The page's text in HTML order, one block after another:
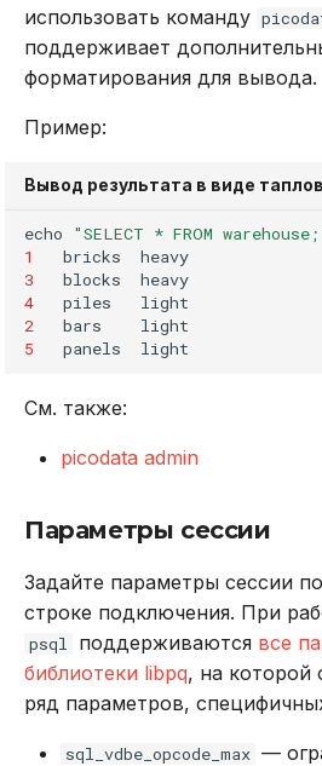
использовать команду
поддерживает
форматирования для вывода.
Пример:
Вывод результата в виде таплов
echo "SELECT * FROM
1
bricks
heavy
3
blocks
heavy
4
piles
light
2
bars
light
5
panels light
См. также:
picodata admin
Параметры сессии
Задайте параметры сессии
строке подключения. При
psql поддерживаются все
библиотеки libpq, на которой
ряд параметров,
sql_vdbe_opcode_max —